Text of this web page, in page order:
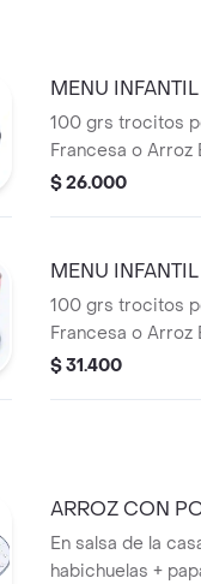
MENU
100 grs trocitos
Francesa o Arroz
(Mora o Mango).
$ 26.000
MENU
100 grs trocitos
Francesa o Arroz
(Mora o Mango) +
$ 31.400
ARROZ CON
En salsa de la
habichuelas +